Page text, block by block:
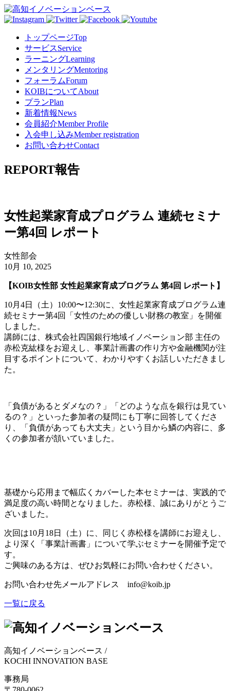
トップページTop
サービスService
ラーニングLearning
メンタリングMentoring
フォーラムForum
KOIBについてAbout
プランPlan
新着情報News
会員紹介Member Profile
入会申し込みMember registration
お問い合わせContact
REPORT報告
女性起業家育成プログラム 連続セミナ
ー第4回 レポート
女性部会
10月 10, 2025
【KOIB女性部 女性起業家育成プログラム 第4回 レポート】
10月4日（土）10:00〜12:30に、女性起業家育成プログラム連
続セミナー第4回「女性のための優しい財務の教室」を開催
しました。
講師には、株式会社四国銀行地域イノベーション部 主任の
赤松克紘様をお迎えし、事業計画書の作り方や金融機関が注
目するポイントについて、わかりやすくお話しいただきまし
た。
「負債があるとダメなの？」「どのような点を銀行は見てい
るの？」といった参加者の疑問にも丁寧に回答してくださ
り、「負債があっても大丈夫」という目から鱗の内容に、多
くの参加者が頷いていました。
基礎から応用まで幅広くカバーした本セミナーは、実践的で
満足度の高い時間となりました。赤松様、誠にありがとうご
ざいました。
次回は10月18日（土）に、同じく赤松様を講師にお迎えし、
より深く「事業計画書」について学ぶセミナーを開催予定で
す。
ご興味のある方は、ぜひお気軽にお問い合わせください。
お問い合わせ先メールアドレス info@koib.jp
一覧に戻る
高知イノベーションベース /
KOCHI INNOVATION BASE
事務局